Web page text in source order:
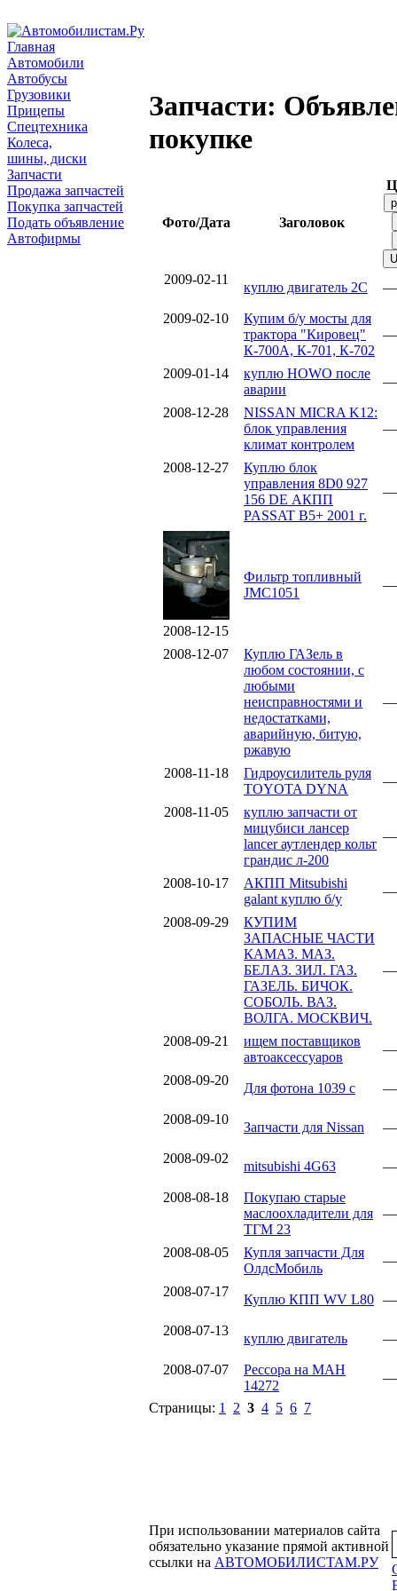
Главная
Автомобили
Автобусы
Грузовики
Прицепы
Спецтехника
Колеса,
шины, диски
Запчасти
Продажа запчастей
Покупка запчастей
Подать объявление
Автофирмы
Запчасти:
покупке
Фото/Дата Заголовок
2009-02-11
куплю двигатель 2С —
2009-02-10
Купим б/у мосты для
трактора "Кировец"
К-700А, К-701, К-702
—
2009-01-14
куплю HOWO после
аварии
—
2008-12-28
NISSAN MICRA K12:
блок управления
климат контролем
—
2008-12-27
Куплю блок
управления 8D0 927
156 DE АКПП
PASSAT B5+ 2001 г.
—
2008-12-15
Фильтр топливный
JMC1051
—
2008-12-07
Куплю ГАЗель в
любом состоянии, с
любыми
неисправностями и
недостатками,
аварийную, битую,
ржавую
—
2008-11-18
Гидроусилитель руля
TOYOTA DYNA
—
2008-11-05
куплю запчасти от
мицубиси лансер
lancer аутлендер кольт
грандис л-200
—
2008-10-17
АКПП Mitsubishi
galant куплю б/у
—
2008-09-29
КУПИМ
ЗАПАСНЫЕ ЧАСТИ
КАМАЗ. МАЗ.
БЕЛАЗ. ЗИЛ. ГАЗ.
ГАЗЕЛЬ. БИЧОК.
СОБОЛЬ. ВАЗ.
ВОЛГА. МОСКВИЧ.
—
2008-09-21
ищем поставщиков
автоаксессуаров
—
2008-09-20
Для фотона 1039 с —
2008-09-10
Запчасти для Nissan —
2008-09-02
mitsubishi 4G63 —
2008-08-18
Покупаю старые
маслоохладители для
ТГМ 23
—
2008-08-05
Купля запчасти Для
ОлдсМобиль
—
2008-07-17
Куплю КПП WV L80 —
2008-07-13
куплю двигатель —
2008-07-07
Рессора на МАН
14272
—
Страницы: 1 2 3 4 5 6 7
При использовании материалов сайта
обязательно указание прямой активной
ссылки на АВТОМОБИЛИСТАМ.РУ